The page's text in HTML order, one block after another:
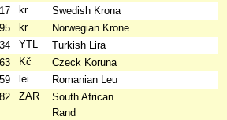
kr
Swedish Krona
kr
Norwegian Krone
YTL
Turkish Lira
Kč
Czeck Koruna
lei
Romanian Leu
ZAR
South African
Rand